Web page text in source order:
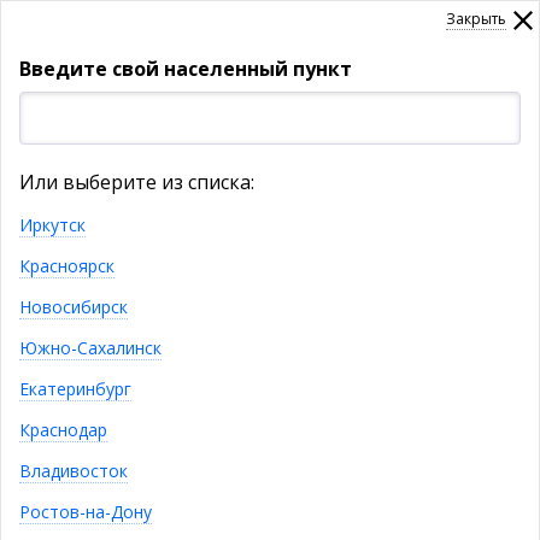
УКАЖИТЕ НАСЕЛЕННЫЙ ПУНКТ
Салоны партнеров
Республика Саха (Якутия)
г. Якутск, Респ. Саха (Якутия)
ул. Аммосова, Мебель-салон "Виктория"
8 (411) 245-01-79
Республика Хакасия
Закрыть
Введите свой населенный пункт
Или выберите из списка:
Иркутск
Красноярск
Новосибирск
Южно-Сахалинск
Екатеринбург
Краснодар
Владивосток
Ростов-на-Дону